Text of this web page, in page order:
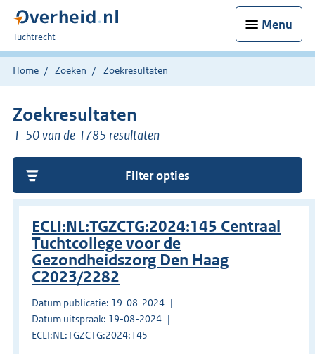
Menu
U
bent
hier:
Tuchtrecht
Home Zoeken Zoekresultaten
Zoekresultaten
1-50 van de 1785 resultaten
Filter opties
ECLI:NL:TGZCTG:2024:145 Centraal
Tuchtcollege voor de
Gezondheidszorg Den Haag
C2023/2282
Datum publicatie: 19-08-2024
Datum uitspraak: 19-08-2024
ECLI:NL:TGZCTG:2024:145